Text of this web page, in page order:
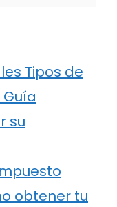
Tipos de
su
obtener tu